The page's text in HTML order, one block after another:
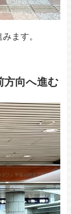
ます。
方向へ進む